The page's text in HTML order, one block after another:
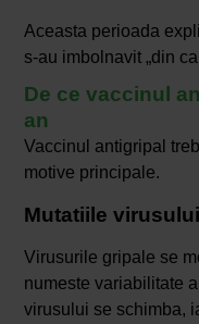
Aceasta perioada
s-au imbolnavit „din
De ce vaccinul
an
Vaccinul antigripal
motive principale.
Mutatiile
Virusurile gripale se
numeste variabilitate
virusului se schimba,